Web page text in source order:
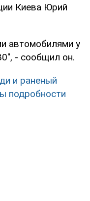
Киева Юрий
автомобилями у
- сообщил он.
и раненый
подробности